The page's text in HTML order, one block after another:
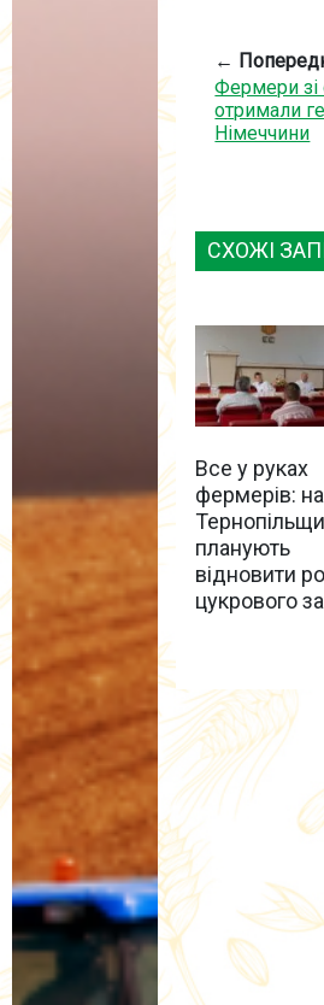
←
Фермери зі
отримали
Німеччини
СХОЖІ
Все у руках
фермерів: на
планують
відновити
цукрового